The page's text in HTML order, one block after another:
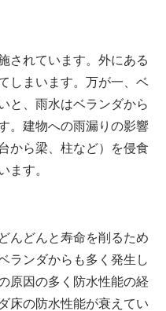
されています。外にある
しまいます。万が一、ベ
と、雨水はベランダから
。建物への雨漏りの影響
から梁、柱など）を侵食
ます。
んどんと寿命を削るため
ランダからも多く発生し
原因の多く防水性能の経
床の防水性能が衰えてい